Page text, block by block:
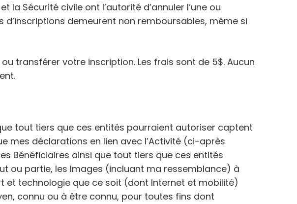
Sécurité civile ont l’autorité d’annuler l’une ou
d’inscriptions demeurent non remboursables, même si
transférer votre inscription. Les frais sont de 5$. Aucun
tout tiers que ces entités pourraient autoriser captent
mes déclarations en lien avec l’Activité (ci-après
Bénéficiaires ainsi que tout tiers que ces entités
ou partie, les Images (incluant ma ressemblance) à
et technologie que ce soit (dont Internet et mobilité)
connu ou à être connu, pour toutes fins dont